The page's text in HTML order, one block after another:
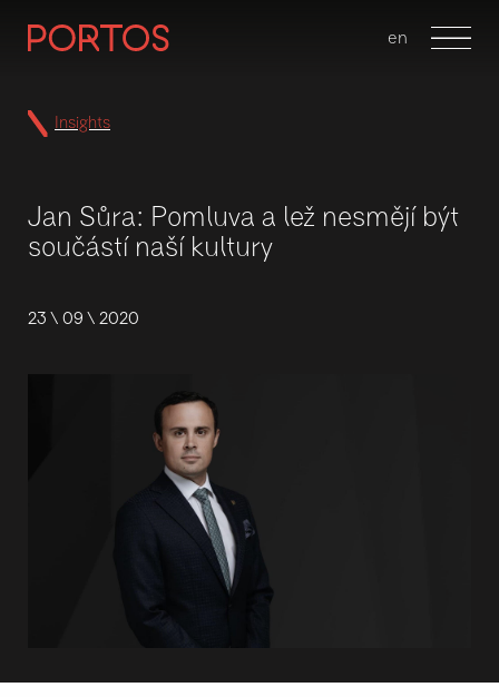
Menu
cs
en
Insights
Jan Sůra: Pomluva a lež nesmějí být
součástí naší kultury
23 \ 09 \ 2020